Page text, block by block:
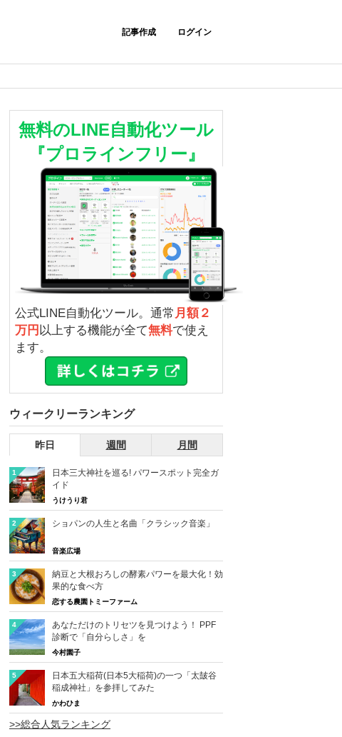
記事作成 ログイン
無料のLINE自動化ツール
『プロラインフリー』
公式LINE自動化ツール。通常 月額２
万円 以上する機能が全て無料で使え
ます。
ウィークリーランキング
昨日 週間 月間
1
日本三大神社を巡る! パワースポット完全ガ
イド
うけうり君
2 ショパンの人生と名曲「クラシック音楽」
音楽広場
3
納豆と大根おろしの酵素パワーを最大化！効
果的な食べ方
恋する農園トミーファーム
4
あなただけのトリセツを見つけよう！ PPF
診断で「自分らしさ」を
今村園子
5
日本五大稲荷(日本5大稲荷)の一つ「太皷谷
稲成神社」を参拝してみた
かわひま
>>総合人気ランキング